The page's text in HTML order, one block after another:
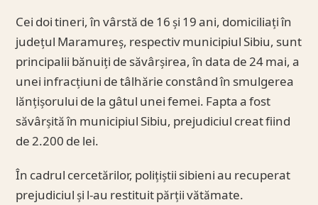
Cei doi tineri, în vârstă de 16 și 19 ani, domiciliați în
județul Maramureș, respectiv municipiul Sibiu, sunt
principalii bănuiți de săvârșirea, în data de 24 mai, a
unei infracțiuni de tâlhărie constând în smulgerea
lănțișorului de la gâtul unei femei. Fapta a fost
săvârșită în municipiul Sibiu, prejudiciul creat fiind
de 2.200 de lei.
În cadrul cercetărilor, polițiștii sibieni au recuperat
prejudiciul și l-au restituit părții vătămate.